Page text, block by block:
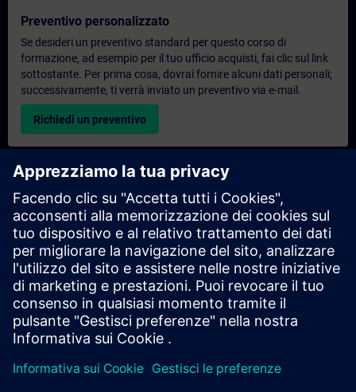
Preventivo personalizzato
Se desideri un preventivo standard per questo corso di
formazione, ad esempio per il tuo ufficio acquisti, fai clic sul link
sottostante. Per prima cosa, dovrai fornire alcuni dati personali;
successivamente, ti verrà inviato un preventivo via e-mail.
Richiedi un preventivo
Richiesta di informazioni su corsi di formazione
esclusivi
Compila il modulo di richiesta sottostante se hai bisogno di un
preventivo per un corso di formazione esclusivo in sede,
virtualmente o presso il nostro centro di formazione SITRAIN.
Questo tipo di richiesta è adatto a gruppi più numerosi (da 6
persone in su). Dopo aver fornito i tuoi dati di contatto e le tue
esigenze formative, riceverai un preventivo da parte nostra.
Richiedi un preventivo esclusivo